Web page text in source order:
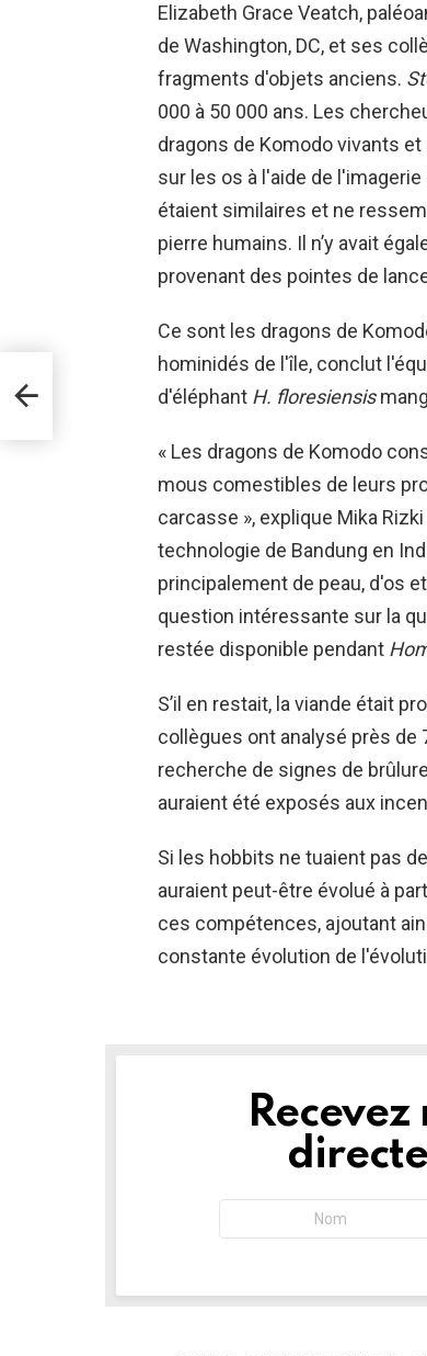
Elizabeth Grace Veatch,
de Washington, DC, et ses
fragments d'objets anciens.
000 à 50 000 ans. Les
dragons de Komodo vivants
sur les os à l'aide de
étaient similaires et ne
pierre humains. Il n’y avait
provenant des pointes de
Ce sont les dragons de
hominidés de l'île, conclut
d'éléphant H. floresiensis
« Les dragons de Komodo
mous comestibles de leurs
carcasse », explique Mika
technologie de Bandung en
principalement de peau, d'os
question intéressante sur la
restée disponible pendant
S’il en restait, la viande était
collègues ont analysé près
recherche de signes de
auraient été exposés aux
Si les hobbits ne tuaient pas
auraient peut-être évolué à
ces compétences, ajoutant
constante évolution de
NEWSLETTER